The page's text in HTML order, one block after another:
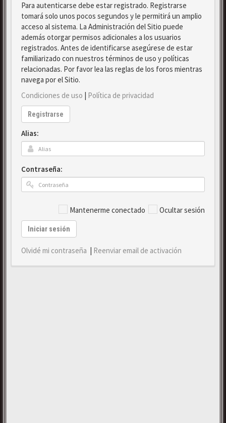
Para autenticarse debe estar registrado. Registrarse
tomará solo unos pocos segundos y le permitirá un amplio
acceso al sistema. La Administración del Sitio puede
además otorgar permisos adicionales a los usuarios
registrados. Antes de identificarse asegúrese de estar
familiarizado con nuestros términos de uso y políticas
relacionadas. Por favor lea las reglas de los foros mientras
navega por el Sitio.
Condiciones de uso | Política de privacidad
Registrarse
Alias:
Contraseña:
Mantenerme conectado Ocultar sesión
Iniciar sesión
Olvidé mi contraseña | Reenviar email de activación